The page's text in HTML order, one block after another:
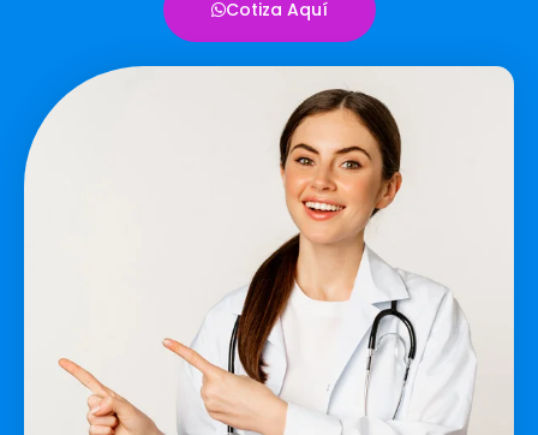
Cotiza Aquí